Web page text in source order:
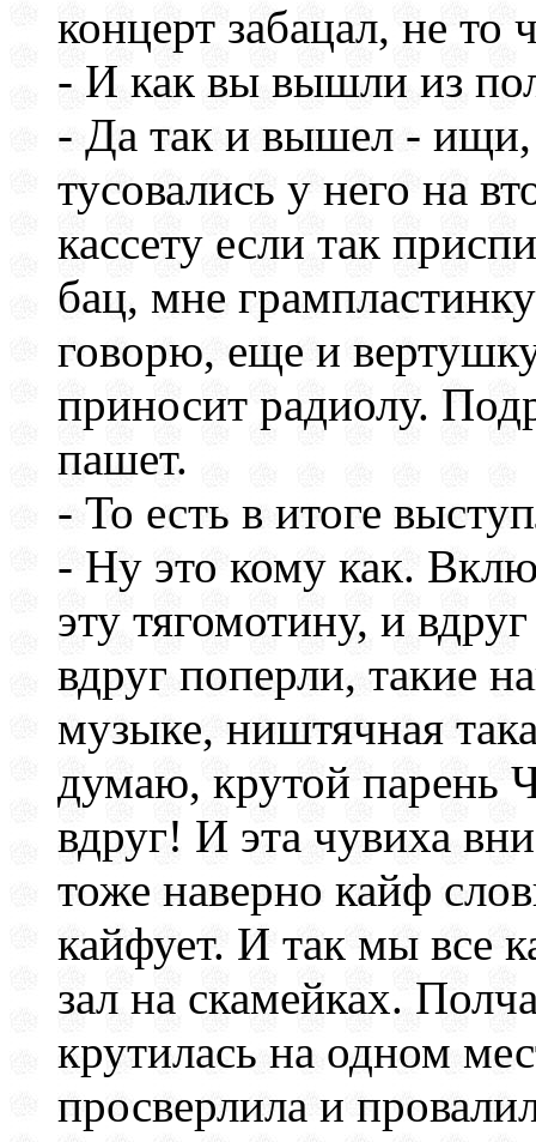
концерт забацал, не то
- И как вы вышли из
- Да так и вышел - ищи,
тусовались у него на
кассету если так
бац, мне
говорю, еще и
приносит радиолу.
пашет.
- То есть в итоге
- Ну это кому как.
эту тягомотину, и
вдруг поперли, такие
музыке, ништячная
думаю, крутой парень
вдруг! И эта чувиха
тоже наверно кайф
кайфует. И так мы все
зал на скамейках.
крутилась на одном
просверлила и